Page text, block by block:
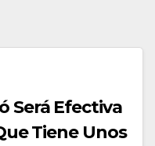
Será Efectiva
Tiene Unos